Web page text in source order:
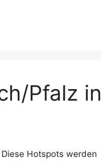
Pfalz in
Hotspots werden